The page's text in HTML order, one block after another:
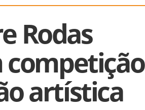
Rodas
competição
artística